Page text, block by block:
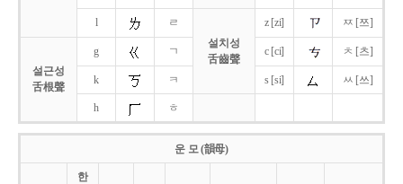
l
ㄹ
설치성
舌齒聲
z [zi] ㅉ [쯔]
설근성
舌根聲
g ㄱ c [ci] ㅊ [츠]
k ㅋ s [si] ㅆ [쓰]
h ㅎ
운 모 (韻母)
한